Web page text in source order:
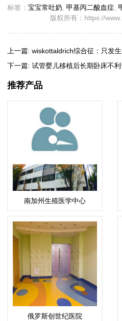
标签： 宝宝常吐奶, 甲基丙二酸血症,
版权所有：https://
上一篇: wiskottaldrich综合征：只发
下一篇: 试管婴儿移植后长期卧床不
推荐产品
南加州生殖医学中心
俄罗斯创世纪医院